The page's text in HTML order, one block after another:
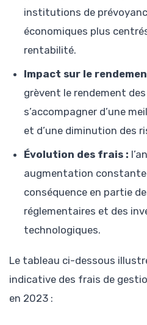
institutions de
économiques plus
rentabilité.
Impact sur le
grèvent le rendement
s’accompagner d’une
et d’une diminution des
Évolution des frais :
augmentation
conséquence en partie
réglementaires et des
technologiques.
Le tableau ci-dessous
indicative des frais de
en 2023 :